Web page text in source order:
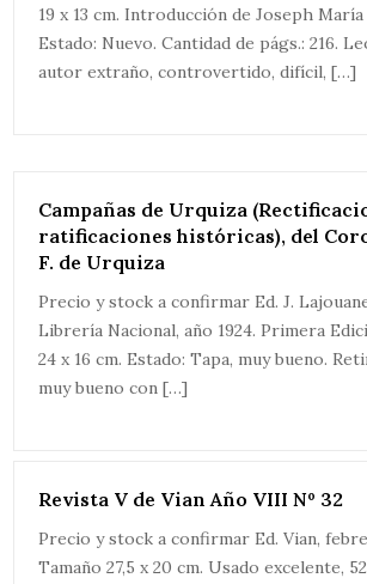
19 x 13 cm. Introducción de Joseph
Estado: Nuevo. Cantidad de págs.: 216.
autor extraño, controvertido, difícil, […]
Campañas de Urquiza
ratificaciones históricas), del
F. de Urquiza
Precio y stock a confirmar Ed. J.
Librería Nacional, año 1924. Primera
24 x 16 cm. Estado: Tapa, muy bueno.
muy bueno con […]
Revista V de Vian Año VIII Nº 32
Precio y stock a confirmar Ed. Vian,
Tamaño 27,5 x 20 cm. Usado excelente,